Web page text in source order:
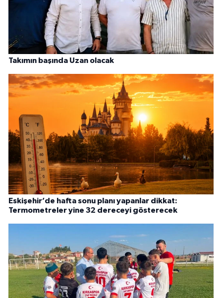
Takımın başında Uzan olacak
Eskişehir’de hafta sonu planı yapanlar dikkat:
Termometreler yine 32 dereceyi gösterecek